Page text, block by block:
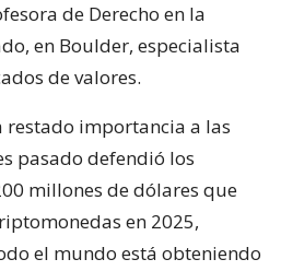
de Derecho en la
en Boulder, especialista
de valores.
restado importancia a las
pasado defendió los
millones de dólares que
en 2025,
el mundo está obteniendo